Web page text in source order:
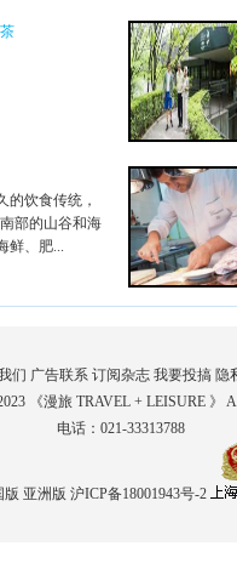
的饮食传统，
部的山谷和海
鲜、肥...
们 广告联系 订阅杂志 我要投搞 隐
《漫旅 TRAVEL + LEISURE 》
电话：021-33313788
版 亚洲版 沪ICP备18001943号-2